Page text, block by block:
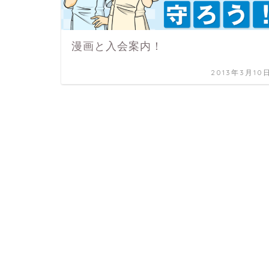
漫画と入会案内！
2013年3月10